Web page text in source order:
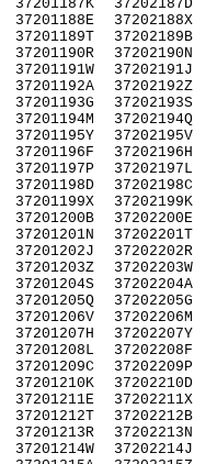
37201187K
37201188E
37201189T
37201190R
37201191W
37201192A
37201193G
37201194M
37201195Y
37201196F
37201197P
37201198D
37201199X
37201200B
37201201N
37201202J
37201203Z
37201204S
37201205Q
37201206V
37201207H
37201208L
37201209C
37201210K
37201211E
37201212T
37201213R
37201214W
37202187D
37202188X
37202189B
37202190N
37202191J
37202192Z
37202193S
37202194Q
37202195V
37202196H
37202197L
37202198C
37202199K
37202200E
37202201T
37202202R
37202203W
37202204A
37202205G
37202206M
37202207Y
37202208F
37202209P
37202210D
37202211X
37202212B
37202213N
37202214J